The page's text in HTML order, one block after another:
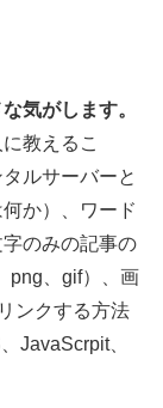
気がします。
教えるこ
ルサーバーと
か）、ワード
のみの記事の
png、gif）、画
ンクする方法
JavaScrpit、